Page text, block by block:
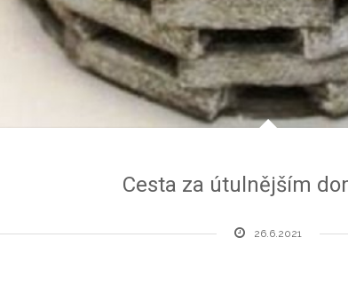
Cesta za útulnějším
26.6.2021